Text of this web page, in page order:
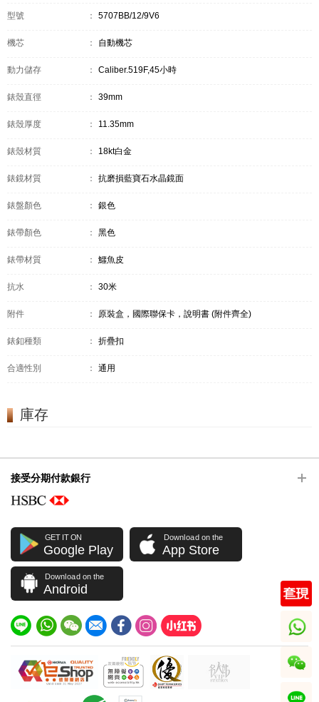
型號 ： 5707BB/12/9V6
機芯 ： 自動機芯
動力儲存 ： Caliber.519F,45小時
錶殼直徑 ： 39mm
錶殼厚度 ： 11.35mm
錶殼材質 ： 18kt白金
錶鏡材質 ： 抗磨損藍寶石水晶鏡面
錶盤顏色 ： 銀色
錶帶顏色 ： 黑色
錶帶材質 ： 鱷魚皮
抗水 ： 30米
附件 ： 原裝盒，國際聯保卡，說明書 (附件齊全)
錶釦種類 ： 折疊扣
合適性別 ： 通用
庫存
接受分期付款銀行
GET IT ON
Google Play
Download on the
App Store
Download on the
Android
whatsapp